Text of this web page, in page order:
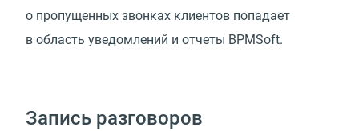
о пропущенных звонках клиентов попадает
в область уведомлений и отчеты BPMSoft.
Запись разговоров